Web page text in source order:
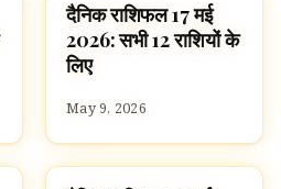
ज्योतिष
दैनिक राशिफल 17 मई
2026: सभी 12 राशियों के
लिए
May 9, 2026